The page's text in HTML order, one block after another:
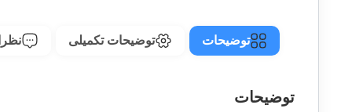
توضیحات توضیحات تکمیلی
توضیحات